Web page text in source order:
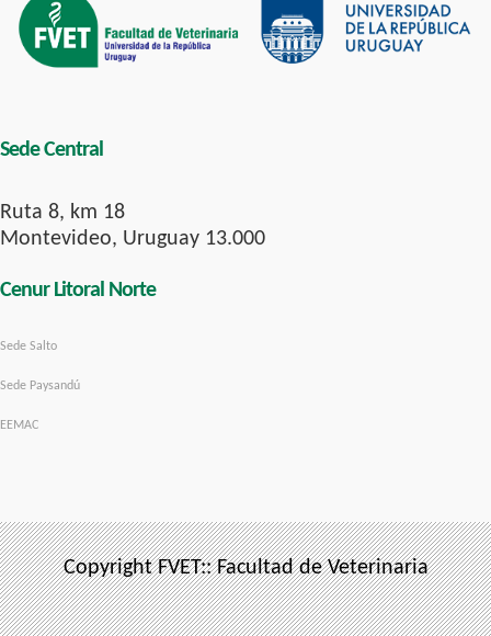
Sede Central
Ruta 8, km 18
Montevideo, Uruguay 13.000
Cenur Litoral Norte
Sede Salto
Sede Paysandú
EEMAC
Copyright FVET:: Facultad de Veterinaria